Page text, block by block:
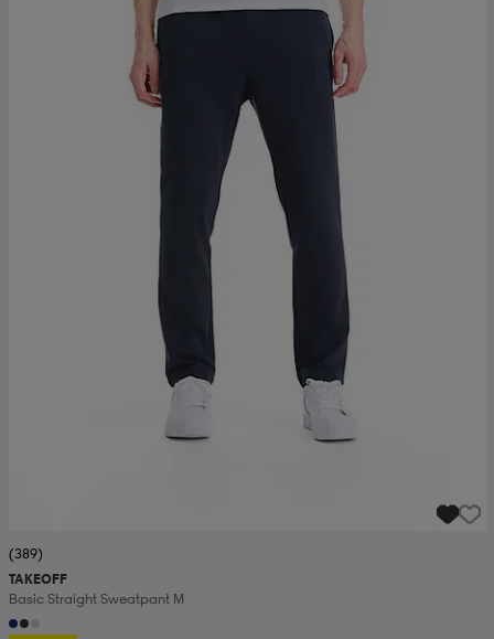
(389)
TAKEOFF
Basic Straight Sweatpant M